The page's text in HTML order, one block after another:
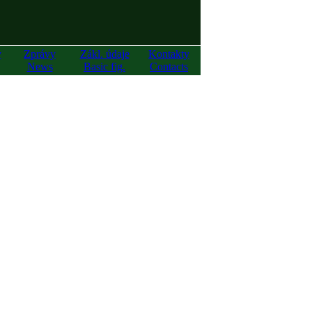
Zprávy
News
Zákl. údaje
Basic fig.
Kontakty
Contacts